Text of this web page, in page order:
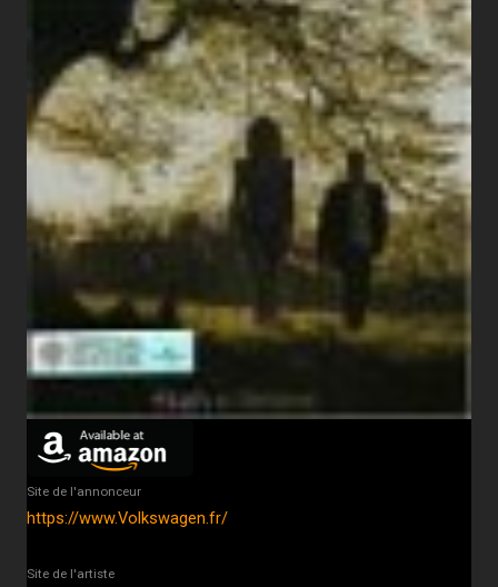
Site de l'annonceur
https://www.Volkswagen.fr/
Site de l'artiste